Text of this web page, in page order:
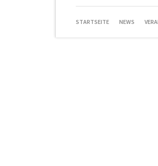
NAVIGATION
STARTSEITE NEWS